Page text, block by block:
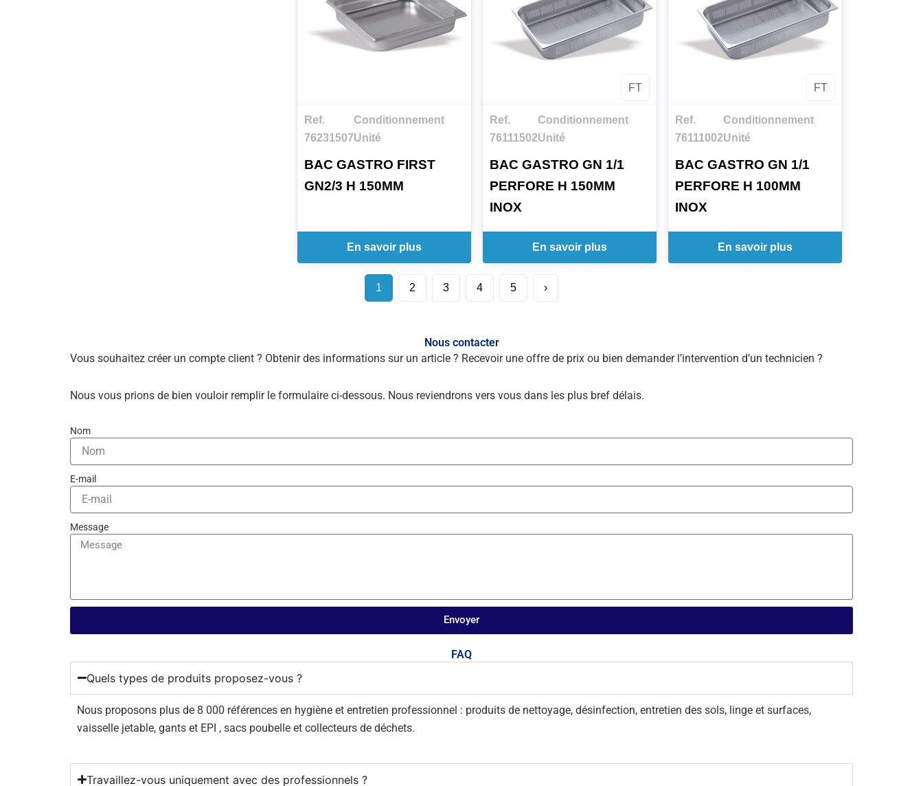
Ref.
76231507
Conditionnement
Unité
BAC GASTRO FIRST
GN2/3 H 150MM
En savoir plus
FT
Ref.
76111502
Conditionnement
Unité
BAC GASTRO GN 1/1
PERFORE H 150MM
INOX
En savoir plus
FT
Ref.
76111002
Conditionnement
Unité
BAC GASTRO GN 1/1
PERFORE H 100MM
INOX
En savoir plus
1 2 3 4 5 ›
Nous contacter
Vous souhaitez créer un compte client ? Obtenir des informations sur un article ? Recevoir une offre de prix ou bien demander l’intervention d’un technicien ?
Nous vous prions de bien vouloir remplir le formulaire ci-dessous. Nous reviendrons vers vous dans les plus bref délais.
Nom
E-mail
Message
Envoyer
FAQ
Quels types de produits proposez-vous ?
Nous proposons plus de 8 000 références en hygiène et entretien professionnel : produits de nettoyage, désinfection, entretien des sols, linge et surfaces,
vaisselle jetable, gants et EPI , sacs poubelle et collecteurs de déchets.
Travaillez-vous uniquement avec des professionnels ?